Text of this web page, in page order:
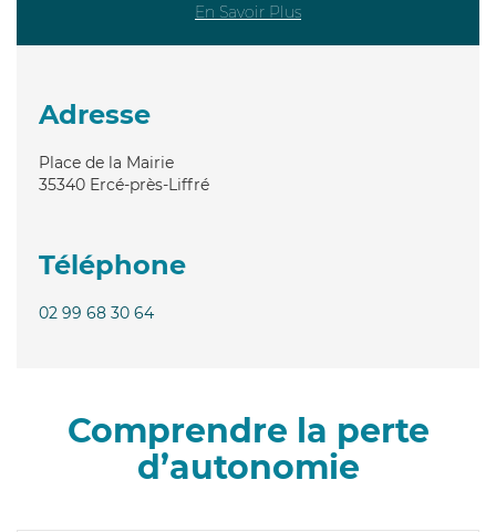
En Savoir Plus
Adresse
Place de la Mairie
35340 Ercé-près-Liffré
Téléphone
02 99 68 30 64
Comprendre la perte
d’autonomie